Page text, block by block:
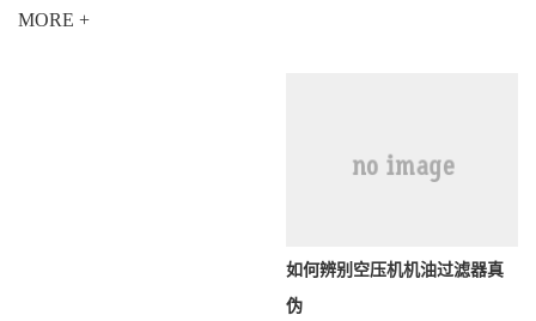
由于低温对压缩机及其系统造成的不
MORE +
如何辨别空压机机油过滤器真
伪